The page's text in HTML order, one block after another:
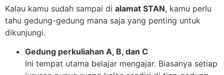
Kalau kamu sudah sampai di alamat STAN, kamu perlu
tahu gedung-gedung mana saja yang penting untuk
dikunjungi.
Gedung perkuliahan A, B, dan C
Ini tempat utama belajar mengajar. Biasanya setiap